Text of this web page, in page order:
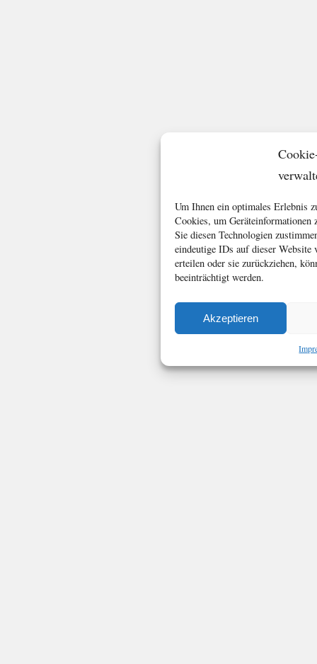
Um Ihnen ein optimales Erlebnis
Cookies, um Geräteinformationen
Sie diesen Technologien
eindeutige IDs auf dieser
erteilen oder sie zurückziehen,
beeinträchtigt werden.
Akzeptieren